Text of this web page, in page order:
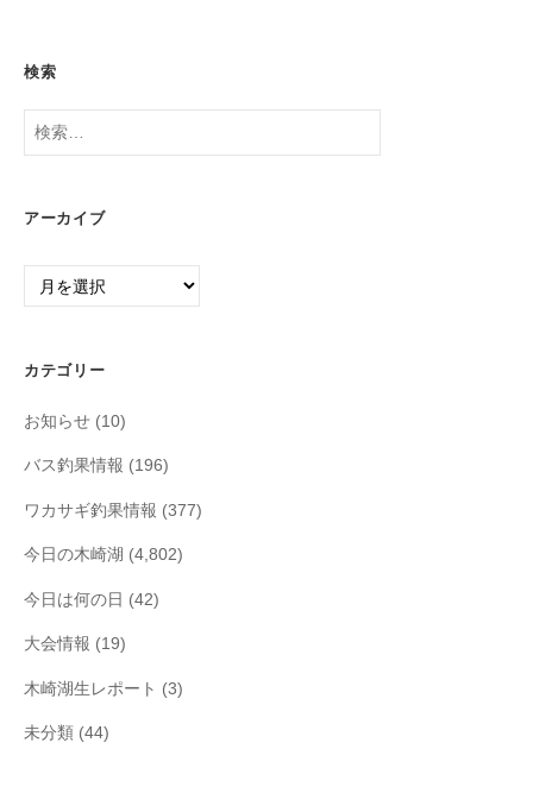
検索
検
アーカイブ
ア
ブ
カテゴリー
お知らせ (10)
バス釣果情報 (196)
ワカサギ釣果情報 (377)
今日の木崎湖 (4,802)
今日は何の日 (42)
大会情報 (19)
木崎湖生レポート (3)
未分類 (44)